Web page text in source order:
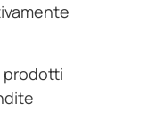
prodotti